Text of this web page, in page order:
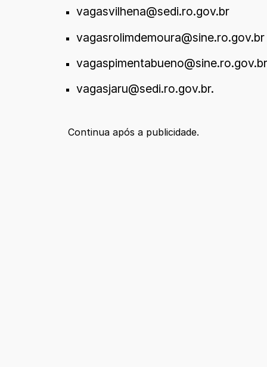
vagasvilhena@sedi.ro.gov.br
vagasrolimdemoura@sine.ro.gov.br
vagaspimentabueno@sine.ro.gov.br
vagasjaru@sedi.ro.gov.br.
Continua após a publicidade.